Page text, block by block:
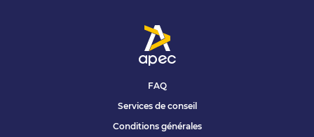
FAQ
Services de conseil
Conditions générales